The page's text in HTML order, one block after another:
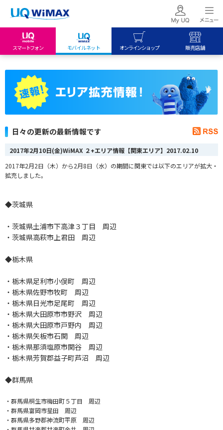
スマートフォン モバイルネット オンラインショップ 販売店舗
My UQ mobile
UQ mobile
UQ WiMAX
UQ WiMAX
日々の更新の最新情報です
2017年2月10日(金)WiMAX ２+エリア情報【関東エリア】 2017.02.10
2017年2月2日（木）から2月8日（水）の期間に関東では以下のエリアが拡大・
拡充しました。
◆茨城県
・茨城県土浦市下高津３丁目 周辺
・茨城県高萩市上君田 周辺
◆栃木県
・栃木県足利市小俣町 周辺
・栃木県佐野市牧町 周辺
・栃木県日光市足尾町 周辺
・栃木県大田原市市野沢 周辺
・栃木県大田原市戸野内 周辺
・栃木県矢板市石関 周辺
・栃木県那須塩原市関谷 周辺
・栃木県芳賀郡益子町芦沼 周辺
◆群馬県
・群馬県桐生市梅田町５丁目 周辺
・群馬県富岡市星田 周辺
・群馬県多野郡神流町平原 周辺